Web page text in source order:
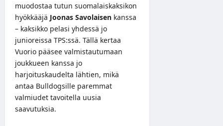
muodostaa tutun suomalaiskaksikon
hyökkääjä Joonas Savolaisen kanssa
– kaksikko pelasi yhdessä jo
junioreissa TPS:ssä. Tällä kertaa
Vuorio pääsee valmistautumaan
joukkueen kanssa jo
harjoituskaudelta lähtien, mikä
antaa Bulldogsille paremmat
valmiudet tavoitella uusia
saavutuksia.